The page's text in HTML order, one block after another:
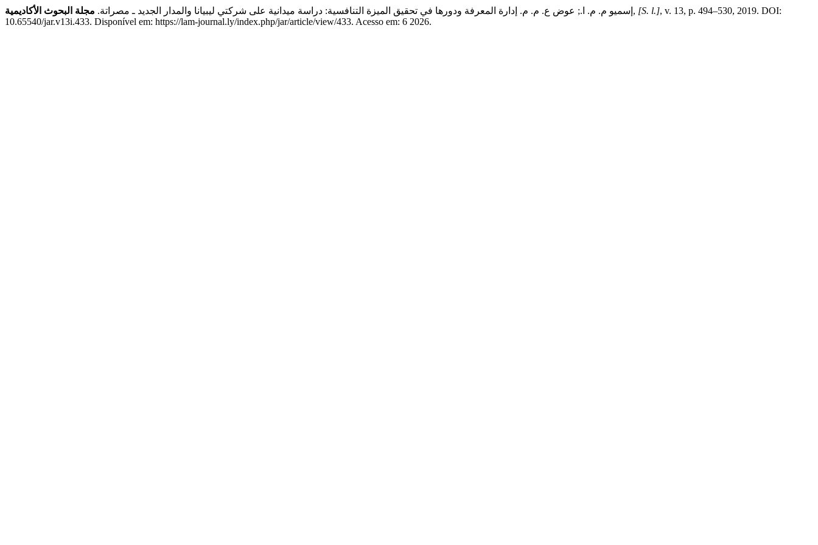
إسميو م. م. ا.; عوض ع. م. م. إدارة المعرفة ودورها في تحقيق الميزة التنافسية: دراسة ميدانية على شركتي ليبيانا والمدار الجديد ـ مصراتة. مجلة البحوث الأكاديمية , [S. l.], v. 13, p. 494–530, 2019. DOI:
10.65540/jar.v13i.433. Disponível em: https://lam-journal.ly/index.php/jar/article/view/433. Acesso em: 6 2026.